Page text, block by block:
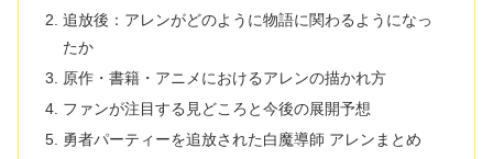
追放後：アレンがどのように物語に関わるようになっ
たか
原作・書籍・アニメにおけるアレンの描かれ方
ファンが注目する見どころと今後の展開予想
勇者パーティーを追放された白魔導師 アレンまとめ